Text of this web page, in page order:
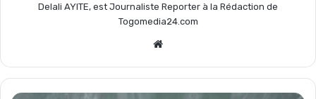
Delali AYITE, est Journaliste Reporter à la Rédaction de
Togomedia24.com
Website